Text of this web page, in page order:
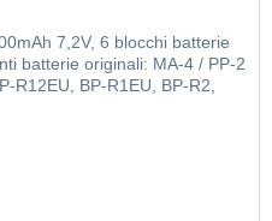
7,2V, 6 blocchi batterie
batterie originali: MA-4 / PP-2
R12EU, BP-R1EU, BP-R2,